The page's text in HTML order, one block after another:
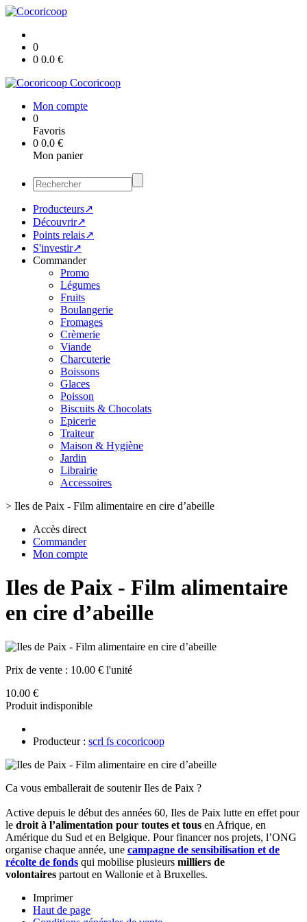
0
0 0.0 €
Cocoricoop
Mon compte
0
Favoris
0 0.0 €
Mon panier
Producteurs↗
Découvrir↗
Points relais↗
S'investir↗
Commander
Promo
Légumes
Fruits
Boulangerie
Fromages
Crèmerie
Viande
Charcuterie
Boissons
Glaces
Poisson
Biscuits & Chocolats
Epicerie
Traiteur
Maison & Hygiène
Jardin
Librairie
Accessoires
> Iles de Paix - Film alimentaire en cire d’abeille
Accès direct
Commander
Mon compte
Iles de Paix - Film alimentaire
en cire d’abeille
Prix de vente : 10.00 € l'unité
10.00 €
Produit indisponible
Producteur : scrl fs cocoricoop
Ca vous emballerait de soutenir Iles de Paix ?
Active depuis le début des années 60, Iles de Paix lutte en effet pour
le droit à l’alimentation pour toutes et tous en Afrique, en
Amérique du Sud et en Belgique. Pour financer nos projets, l’ONG
organise chaque année, une campagne de sensibilisation et de
récolte de fonds qui mobilise plusieurs milliers de
volontaires partout en Wallonie et à Bruxelles.
Imprimer
Haut de page